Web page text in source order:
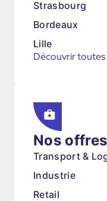
Strasbourg
Bordeaux
Lille
Découvrir toutes
Nos
Transport &
Industrie
Retail